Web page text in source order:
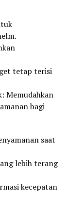
tetap terisi
Memudahkan
bagi
saat
lebih terang
kecepatan